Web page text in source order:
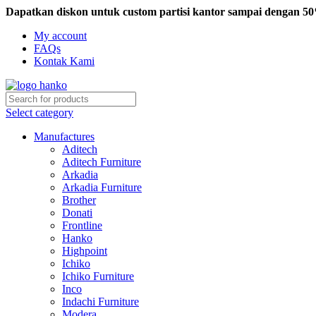
Dapatkan diskon untuk custom partisi kantor sampai dengan
My account
FAQs
Kontak Kami
Select category
Manufactures
Aditech
Aditech Furniture
Arkadia
Arkadia Furniture
Brother
Donati
Frontline
Hanko
Highpoint
Ichiko
Ichiko Furniture
Inco
Indachi Furniture